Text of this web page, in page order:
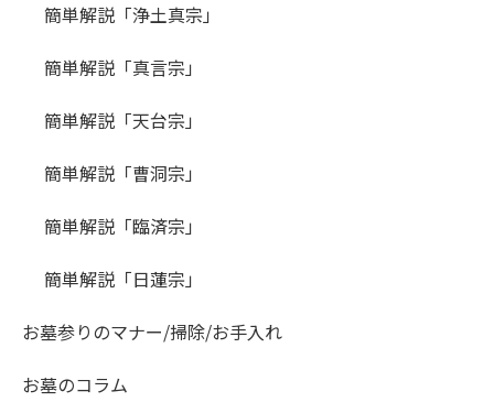
簡単解説「浄土真宗」
簡単解説「真言宗」
簡単解説「天台宗」
簡単解説「曹洞宗」
簡単解説「臨済宗」
簡単解説「日蓮宗」
お墓参りのマナー/掃除/お手入れ
お墓のコラム